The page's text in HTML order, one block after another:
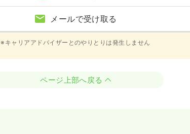
メールで受け取る
※キャリアアドバイザーとのやりとりは発生しません
ページ上部へ戻る